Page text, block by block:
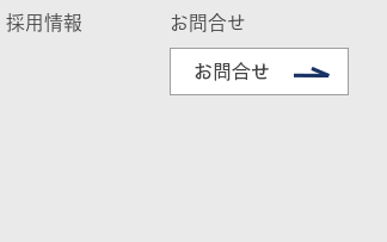
採用情報 お問合せ